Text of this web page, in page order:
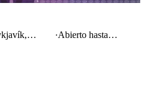
·Abierto hasta